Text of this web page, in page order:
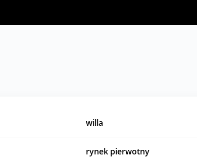
willa
rynek pierwotny